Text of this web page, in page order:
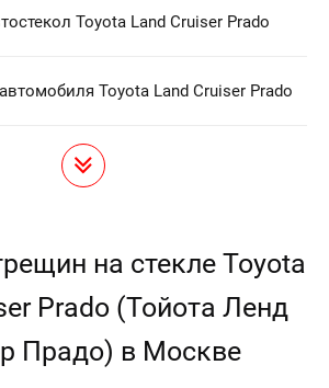
Toyota Land Cruiser Prado
Toyota Land Cruiser Prado
на стекле Toyota
Prado (Тойота Ленд
Прадо) в Москве